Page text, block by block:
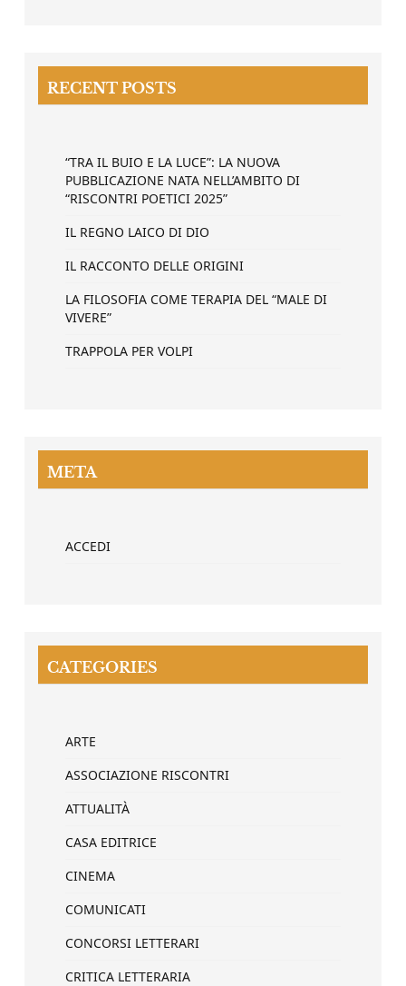
RECENT POSTS
“TRA IL BUIO E LA LUCE”: LA NUOVA
PUBBLICAZIONE NATA NELL’AMBITO DI
“RISCONTRI POETICI 2025”
IL REGNO LAICO DI DIO
IL RACCONTO DELLE ORIGINI
LA FILOSOFIA COME TERAPIA DEL “MALE DI
VIVERE”
TRAPPOLA PER VOLPI
META
ACCEDI
CATEGORIES
ARTE
ASSOCIAZIONE RISCONTRI
ATTUALITÀ
CASA EDITRICE
CINEMA
COMUNICATI
CONCORSI LETTERARI
CRITICA LETTERARIA